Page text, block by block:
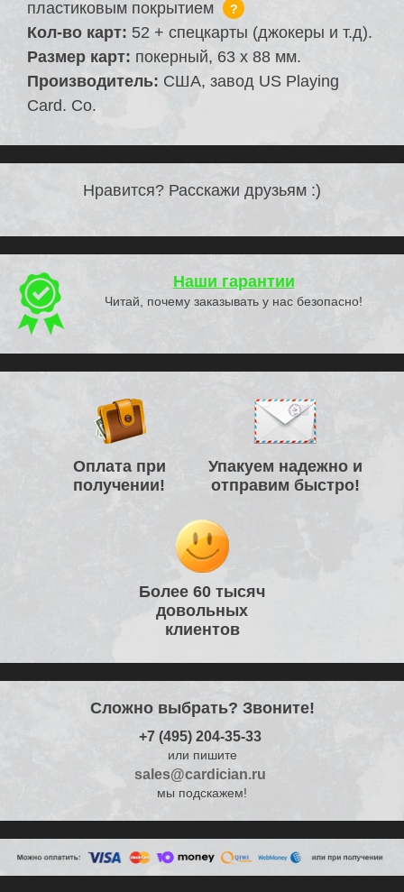
пластиковым покрытием ?
Кол-во карт: 52 + спецкарты (джокеры и т.д).
Размер карт: покерный, 63 х 88 мм.
Производитель: США, завод US Playing
Card. Co.
Нравится? Расскажи друзьям :)
Наши гарантии
Читай, почему заказывать у нас безопасно!
Оплата при
получении!
Упакуем надежно и
отправим быстро!
Более 60 тысяч
довольных
клиентов
Сложно выбрать? Звоните!
+7 (495) 204-35-33
или пишите
sales@cardician.ru
мы подскажем!